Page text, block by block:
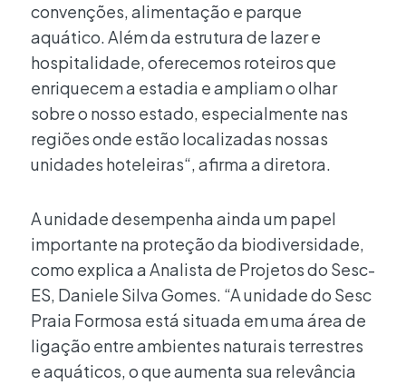
convenções, alimentação e parque
aquático. Além da estrutura de lazer e
hospitalidade, oferecemos roteiros que
enriquecem a estadia e ampliam o olhar
sobre o nosso estado, especialmente nas
regiões onde estão localizadas nossas
unidades hoteleiras“, afirma a diretora.
A unidade desempenha ainda um papel
importante na proteção da biodiversidade,
como explica a Analista de Projetos do Sesc-
ES, Daniele Silva Gomes. “A unidade do Sesc
Praia Formosa está situada em uma área de
ligação entre ambientes naturais terrestres
e aquáticos, o que aumenta sua relevância